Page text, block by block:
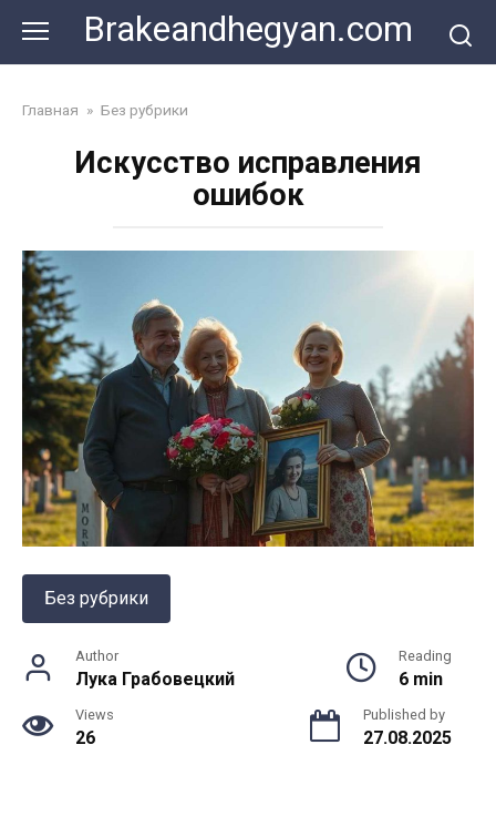
content
Brakeandhegyan.com
Главная » Без рубрики
Искусство исправления
ошибок
Без рубрики
Author
Лука Грабовецкий
Reading
6 min
Views
26
Published by
27.08.2025